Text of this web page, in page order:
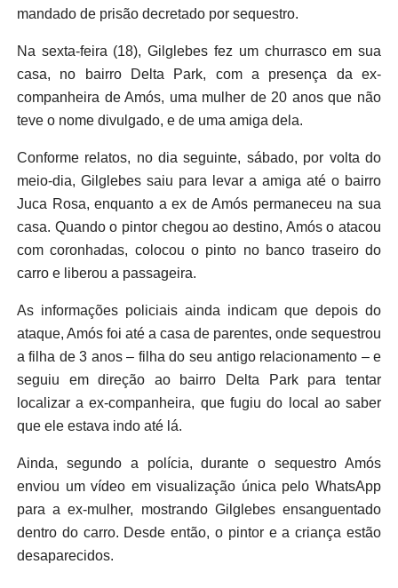
mandado de prisão decretado por sequestro.
Na sexta-feira (18), Gilglebes fez um churrasco em sua
casa, no bairro Delta Park, com a presença da ex-
companheira de Amós, uma mulher de 20 anos que não
teve o nome divulgado, e de uma amiga dela.
Conforme relatos, no dia seguinte, sábado, por volta do
meio-dia, Gilglebes saiu para levar a amiga até o bairro
Juca Rosa, enquanto a ex de Amós permaneceu na sua
casa. Quando o pintor chegou ao destino, Amós o atacou
com coronhadas, colocou o pinto no banco traseiro do
carro e liberou a passageira.
As informações policiais ainda indicam que depois do
ataque, Amós foi até a casa de parentes, onde sequestrou
a filha de 3 anos – filha do seu antigo relacionamento – e
seguiu em direção ao bairro Delta Park para tentar
localizar a ex-companheira, que fugiu do local ao saber
que ele estava indo até lá.
Ainda, segundo a polícia, durante o sequestro Amós
enviou um vídeo em visualização única pelo WhatsApp
para a ex-mulher, mostrando Gilglebes ensanguentado
dentro do carro. Desde então, o pintor e a criança estão
desaparecidos.